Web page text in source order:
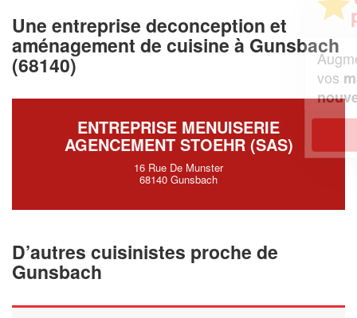
Une entreprise deconception et
aménagement de cuisine à Gunsbach
(68140)
ENTREPRISE MENUISERIE
AGENCEMENT STOEHR (SAS)
16 Rue De Munster
68140 Gunsbach
D’autres cuisinistes proche de
Gunsbach
professionnel ?
Augmentez votrechiffre d'affaireset
nouveaux clients!
En savoir plus